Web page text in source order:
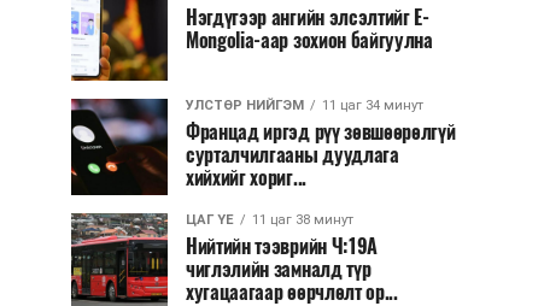
Нэгдүгээр ангийн элсэлтийг E-
Mongolia-аар зохион байгуулна
УЛСТӨР НИЙГЭМ 11 цаг 34 минут
Францад иргэд рүү зөвшөөрөлгүй
сурталчилгааны дуудлага
хийхийг хориг...
ЦАГ ҮЕ 11 цаг 38 минут
Нийтийн тээврийн Ч:19А
чиглэлийн замналд түр
хугацаагаар өөрчлөлт ор...